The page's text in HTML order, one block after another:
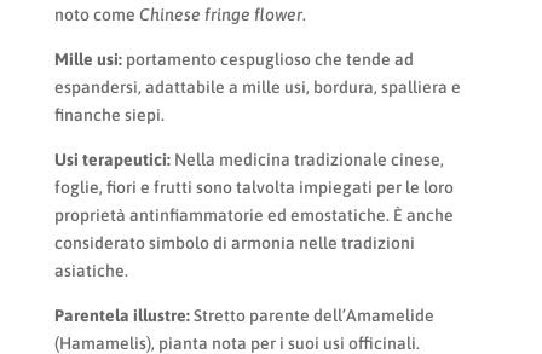
noto come Chinese fringe flower.
Mille usi:portamento cespuglioso che tende ad
espandersi, adattabile a mille usi, bordura, spalliera e
finanche siepi.
Usi terapeutici:Nella medicina tradizionale cinese,
foglie, fiori e frutti sono talvolta impiegati per le loro
proprietà antinfiammatorie ed emostatiche. È anche
considerato simbolo di armonia nelle tradizioni
asiatiche.
Parentela illustre:Stretto parente dell’Amamelide
(Hamamelis), pianta nota per i suoi usi officinali.